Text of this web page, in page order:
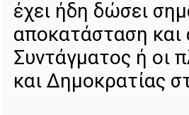
έχει ήδη δώσει
αποκατάσταση
Συντάγματος ή οι
και Δημοκρατίας